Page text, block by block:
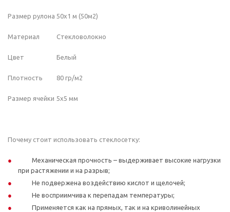
Размер рулона 50x1 м (50м2)
Материал Стекловолокно
Цвет Белый
Плотность 80 гр/м2
Размер ячейки 5x5 мм
Почему стоит использовать стеклосетку:
Механическая прочность – выдерживает высокие нагрузки
при растяжении и на разрыв;
Не подвержена воздействию кислот и щелочей;
Не восприимчива к перепадам температуры;
Применяется как на прямых, так и на криволинейных